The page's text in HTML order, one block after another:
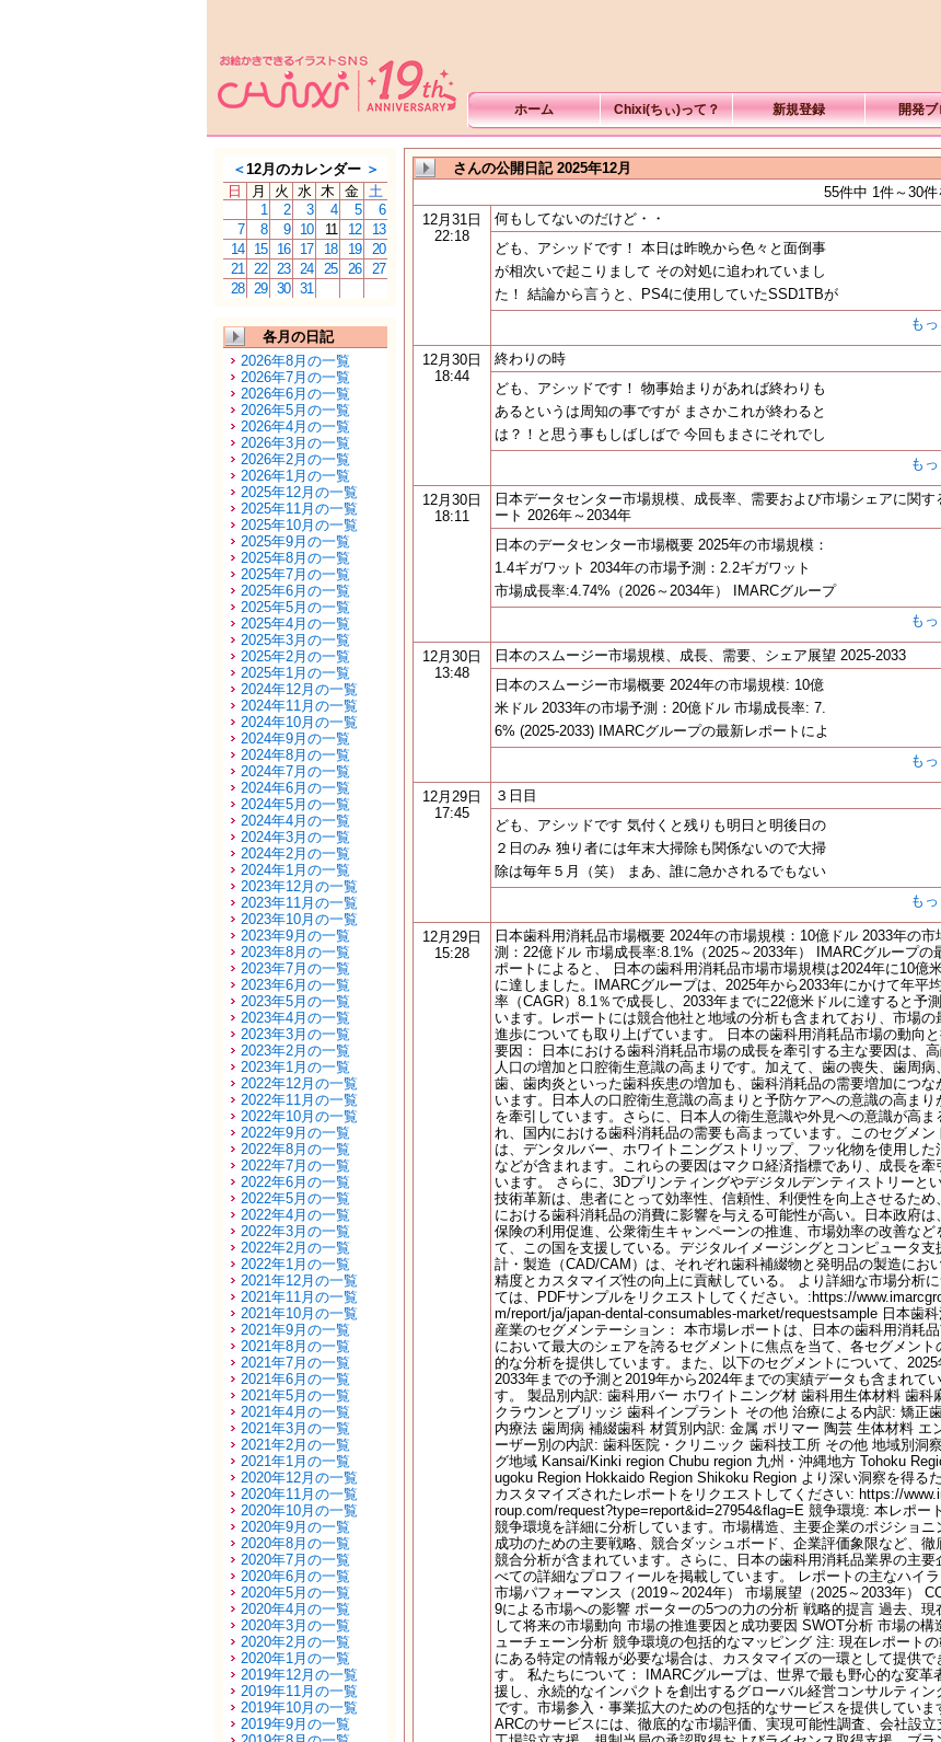
ホーム Chixi(ちぃ)って？ 新規登録 開発
＜12月のカレンダー ＞
日
月 火 水 木 金 土
1
2 3 4 5
6
7
8 9 10 11 12
13
14
15 16 17 18 19
20
21 22 23 24 25 26
27
28 29 30 31
各月の日記
2026年8月の一覧
2026年7月の一覧
2026年6月の一覧
2026年5月の一覧
2026年4月の一覧
2026年3月の一覧
2026年2月の一覧
2026年1月の一覧
2025年12月の一覧
2025年11月の一覧
2025年10月の一覧
2025年9月の一覧
2025年8月の一覧
2025年7月の一覧
2025年6月の一覧
2025年5月の一覧
2025年4月の一覧
2025年3月の一覧
2025年2月の一覧
2025年1月の一覧
2024年12月の一覧
2024年11月の一覧
2024年10月の一覧
2024年9月の一覧
2024年8月の一覧
2024年7月の一覧
2024年6月の一覧
2024年5月の一覧
2024年4月の一覧
2024年3月の一覧
2024年2月の一覧
2024年1月の一覧
2023年12月の一覧
2023年11月の一覧
2023年10月の一覧
2023年9月の一覧
2023年8月の一覧
2023年7月の一覧
2023年6月の一覧
2023年5月の一覧
2023年4月の一覧
2023年3月の一覧
2023年2月の一覧
2023年1月の一覧
2022年12月の一覧
2022年11月の一覧
2022年10月の一覧
2022年9月の一覧
2022年8月の一覧
2022年7月の一覧
2022年6月の一覧
2022年5月の一覧
2022年4月の一覧
2022年3月の一覧
2022年2月の一覧
2022年1月の一覧
2021年12月の一覧
2021年11月の一覧
2021年10月の一覧
2021年9月の一覧
2021年8月の一覧
2021年7月の一覧
2021年6月の一覧
2021年5月の一覧
2021年4月の一覧
2021年3月の一覧
2021年2月の一覧
2021年1月の一覧
2020年12月の一覧
2020年11月の一覧
2020年10月の一覧
2020年9月の一覧
2020年8月の一覧
2020年7月の一覧
2020年6月の一覧
2020年5月の一覧
2020年4月の一覧
2020年3月の一覧
2020年2月の一覧
2020年1月の一覧
2019年12月の一覧
2019年11月の一覧
2019年10月の一覧
2019年9月の一覧
さんの公開日記 2025年12月
55件中 1件～30
12月31日
22:18
何もしてないのだけど・・
ども、アシッドです！ 本日は昨晩から色々と面倒事
が相次いで起こりまして その対処に追われていまし
た！ 結論から言うと、PS4に使用していたSSD1TBが
も
12月30日
18:44
終わりの時
ども、アシッドです！ 物事始まりがあれば終わりも
あるというは周知の事ですが まさかこれが終わると
は？！と思う事もしばしばで 今回もまさにそれでし
も
12月30日
18:11
日本データセンター市場規模、成長率、需要および市場シェアに関す
ート 2026年～2034年
日本のデータセンター市場概要 2025年の市場規模：
1.4ギガワット 2034年の市場予測：2.2ギガワット
市場成長率:4.74%（2026～2034年） IMARCグループ
も
12月30日
13:48
日本のスムージー市場規模、成長、需要、シェア展望 2025-2033
日本のスムージー市場概要 2024年の市場規模: 10億
米ドル 2033年の市場予測：20億ドル 市場成長率: 7.
6% (2025-2033) IMARCグループの最新レポートによ
も
12月29日
17:45
３日目
ども、アシッドです 気付くと残りも明日と明後日の
２日のみ 独り者には年末大掃除も関係ないので大掃
除は毎年５月（笑） まあ、誰に急かされるでもない
も
12月29日
15:28
日本歯科用消耗品市場概要 2024年の市場規模：10億ドル 2033年の市
測：22億ドル 市場成長率:8.1%（2025～2033年） IMARCグループの
ポートによると、 日本の歯科用消耗品市場市場規模は2024年に10億
に達しました。IMARCグループは、2025年から2033年にかけて年平
率（CAGR）8.1％で成長し、2033年までに22億米ドルに達すると予
います。レポートには競合他社と地域の分析も含まれており、市場の
進歩についても取り上げています。 日本の歯科用消耗品市場の動向
要因： 日本における歯科消耗品市場の成長を牽引する主な要因は、
人口の増加と口腔衛生意識の高まりです。加えて、歯の喪失、歯周病
歯、歯肉炎といった歯科疾患の増加も、歯科消耗品の需要増加につな
います。日本人の口腔衛生意識の高まりと予防ケアへの意識の高まり
を牽引しています。さらに、日本人の衛生意識や外見への意識が高ま
れ、国内における歯科消耗品の需要も高まっています。このセグメン
は、デンタルバー、ホワイトニングストリップ、フッ化物を使用した
などが含まれます。これらの要因はマクロ経済指標であり、成長を牽
います。 さらに、3Dプリンティングやデジタルデンティストリーと
技術革新は、患者にとって効率性、信頼性、利便性を向上させるため
における歯科消耗品の消費に影響を与える可能性が高い。日本政府は
保険の利用促進、公衆衛生キャンペーンの推進、市場効率の改善など
て、この国を支援している。デジタルイメージングとコンピュータ支
計・製造（CAD/CAM）は、それぞれ歯科補綴物と発明品の製造におい
精度とカスタマイズ性の向上に貢献している。 より詳細な市場分析
ては、PDFサンプルをリクエストしてください。:https://
m/report/ja/japan-dental-consumables-market/requestsample 日本歯
産業のセグメンテーション： 本市場レポートは、日本の歯科用消耗
において最大のシェアを誇るセグメントに焦点を当て、各セグメント
的な分析を提供しています。また、以下のセグメントについて、2025
2033年までの予測と2019年から2024年までの実績データも含まれて
す。 製品別内訳: 歯科用バー ホワイトニング材 歯科用生体材料 歯科
クラウンとブリッジ 歯科インプラント その他 治療による内訳: 矯正
内療法 歯周病 補綴歯科 材質別内訳: 金属 ポリマー 陶芸 生体材料 エ
ーザー別の内訳: 歯科医院・クリニック 歯科技工所 その他 地域別洞
グ地域 Kansai/Kinki region Chubu region 九州・沖縄地方 Tohoku
ugoku Region Hokkaido Region Shikoku Region より深い洞察を得る
カスタマイズされたレポートをリクエストしてください: https://
roup.com/request?type=report&id=27954&flag=E 競争環境: 本レポート
競争環境を詳細に分析しています。市場構造、主要企業のポジショニ
成功のための主要戦略、競合ダッシュボード、企業評価象限など、徹
競合分析が含まれています。さらに、日本の歯科用消耗品業界の主要
べての詳細なプロフィールを掲載しています。 レポートの主なハイ
市場パフォーマンス（2019～2024年） 市場展望（2025～2033年）
9による市場への影響 ポーターの5つの力の分析 戦略的提言 過去、現
して将来の市場動向 市場の推進要因と成功要因 SWOT分析 市場の構
ューチェーン分析 競争環境の包括的なマッピング 注: 現在レポート
にある特定の情報が必要な場合は、カスタマイズの一環として提供で
す。 私たちについて： IMARCグループは、世界で最も野心的な変革
援し、永続的なインパクトを創出するグローバル経営コンサルティン
です。市場参入・事業拡大のための包括的なサービスを提供していま
ARCのサービスには、徹底的な市場評価、実現可能性調査、会社設立